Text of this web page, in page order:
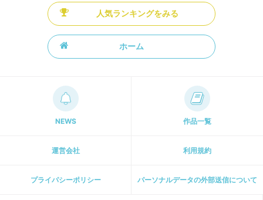
人気ランキングをみる
ホーム
NEWS 作品一覧
運営会社 利用規約
プライパシーポリシー パーソナルデータの外部送信について